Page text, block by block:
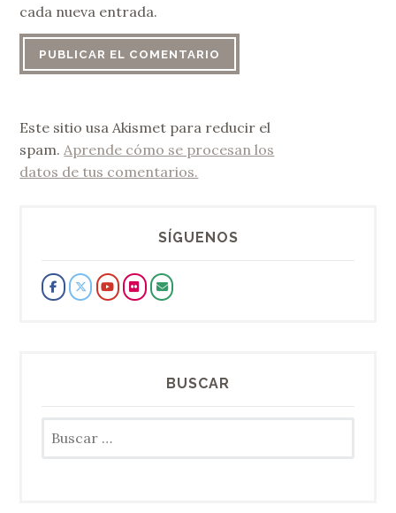
cada nueva entrada.
Este sitio usa Akismet para reducir el
spam. Aprende cómo se procesan los
datos de tus comentarios.
SÍGUENOS
BUSCAR